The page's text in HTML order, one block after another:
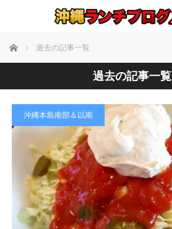
ホーム 過去の記事一覧
過去の記事一覧
沖縄本島南部＆以南